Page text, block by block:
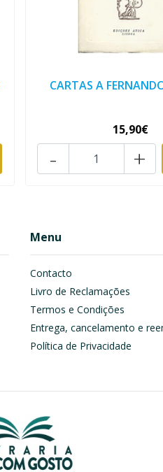
CARTAS A
15,90€
+
-
Menu
Contacto
Livro de Reclamações
Termos e Condições
Entrega, cancelamento e
Política de Privacidade